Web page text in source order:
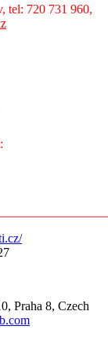
tel: 720 731 960,
Praha 8, Czech